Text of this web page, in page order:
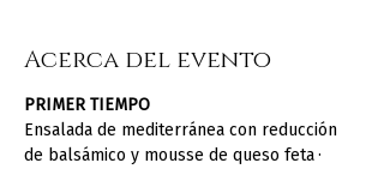
Acerca del evento
PRIMER TIEMPO
Ensalada de mediterránea con reducción
de balsámico y mousse de queso feta·